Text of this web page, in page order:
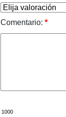
Comentario: *